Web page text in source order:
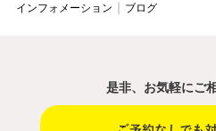
インフォメーション
ブログ
是非、お気軽にご